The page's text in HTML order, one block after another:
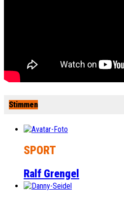
Stimmen
SPORT
Ralf Grengel